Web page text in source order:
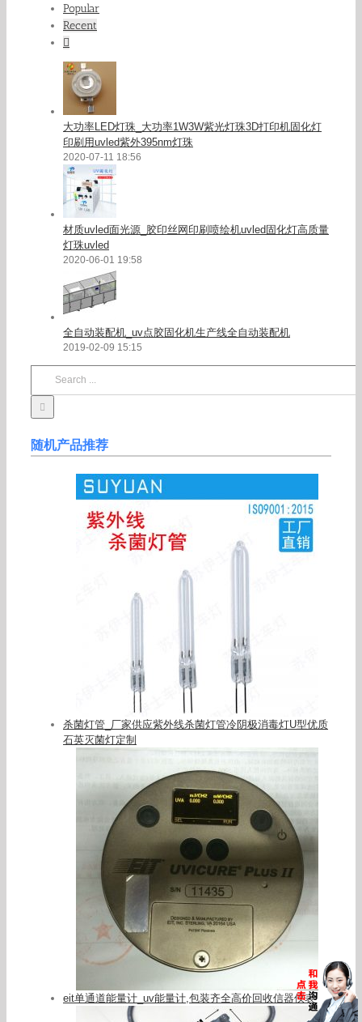
Popular
Recent
大功率LED灯珠_大功率1W3W紫光灯珠3D打印机固化灯
印刷用uvled紫外395nm灯珠
2020-07-11 18:56
材质uvled面光源_胶印丝网印刷喷绘机uvled固化灯高质量
灯珠uvled
2020-06-01 19:58
全自动装配机_uv点胶固化机生产线全自动装配机
2019-02-09 15:15
随机产品推荐
杀菌灯管_厂家供应紫外线杀菌灯管冷阴极消毒灯U型优质
石英灭菌灯定制
eit单通道能量计_uv能量计,包装齐全高价回收信器仪表